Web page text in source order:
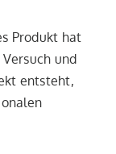
Produkt hat
und
entsteht,